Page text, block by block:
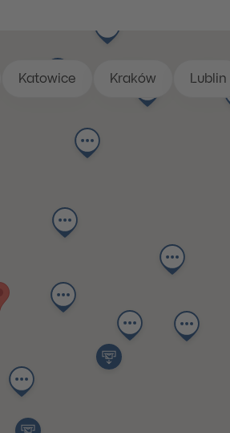
Katowice Kraków Lublin